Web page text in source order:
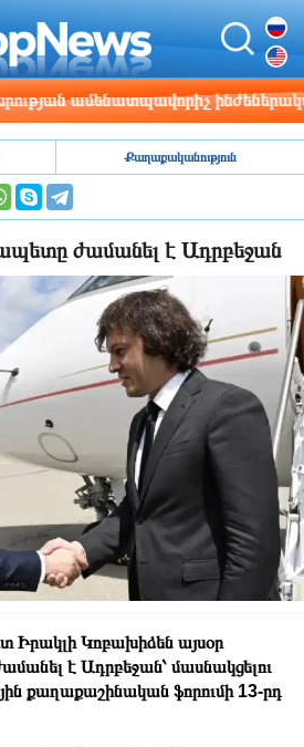
ամենատպավորիչ ինժեներական
Քաղաքականություն
ժամանել է Ադրբեջան
Կոբախիձեն այսօր
է Ադրբեջան՝ մասնակցելու
քաղաքաշինական ֆորումի 13-րդ